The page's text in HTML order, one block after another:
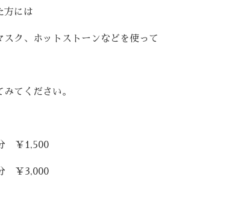
方には
ク、ホットストーンなどを使って
てください。
￥1,500
￥3,000